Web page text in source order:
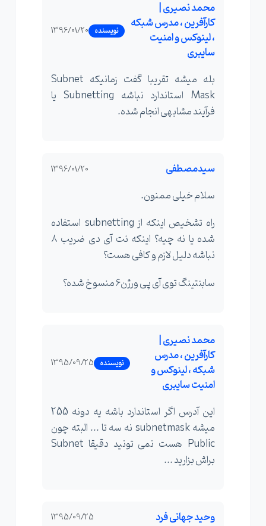
محمد نصیری |
کارآفرین ، مدرس شبکه
، لینوکس و امنیت
سایبری
نویسنده 1396/01/20
بله میشه تقریبا گفت زمانیکه Subnet
Mask استاندارد نباشه Subnetting یا
فرآیند مشابهی انجام شده.
سیدمصطفی 1396/01/20
سلام خیلی ممنون.
راه تشخیص اینکه از subnetting استفاده
شده یا نه چیه؟ اینکه نت آی دی ضریب ۸
نباشه دلیل لازم و کافی هست؟
سابنتینگ توی آی پی ورژن۶ منسوخ شده؟
محمد نصیری |
کارآفرین ، مدرس
شبکه ، لینوکس و
امنیت سایبری
نویسنده 1395/09/25
این آدرس اگر استاندارد باشه یه دونه 255
میشه subnetmask نه سه تا ... البته چون
Public هست نمی تونید دقیقا Subnet
براش بزارید ...
وحید جهانی فرد 1395/09/25